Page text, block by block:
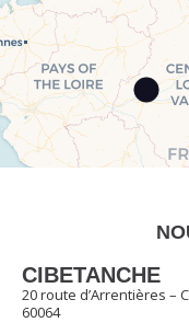
CIBETANCHE
20 route d’Arrentières –
60064